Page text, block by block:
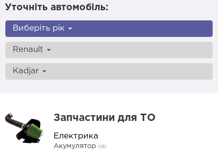
Уточніть автомобіль:
Виберіть рік
Renault
Kadjar
Запчастини для ТО
Електрика
Акумулятор (16)